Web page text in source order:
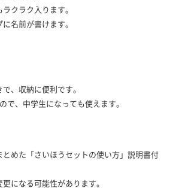
クラク入ります。
名前が書けます。
、収納に便利です。
で、中学生になっても使えます。
とめた「さいほうセットの使い方」説明書付
になる可能性があります。